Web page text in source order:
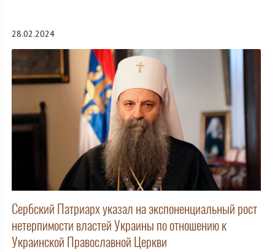
28.02.2024
Сербский Патриарх указал на экспоненциальный рост
нетерпимости властей Украины по отношению к
Украинской Православной Церкви